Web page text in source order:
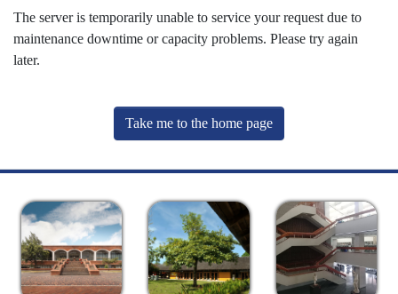
The server is temporarily unable to service your request due to
maintenance downtime or capacity problems. Please try again
later.
Take me to the home page